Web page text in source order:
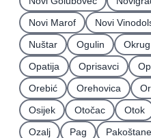
Novi Marof
Novi
Nuštar
Ogulin
Opatija
Oprisavci
Orebić
Orehovica
Osijek
Otočac Otok
Ozalj
Pag Pakoštane